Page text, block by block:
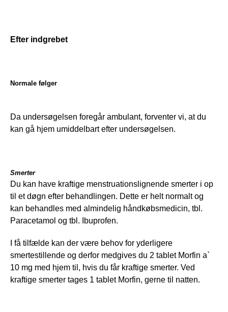
Efter indgrebet
Normale følger
Da undersøgelsen foregår ambulant, forventer vi, at du
kan gå hjem umiddelbart efter undersøgelsen.
Smerter
Du kan have kraftige menstruationslignende smerter i op
til et døgn efter behandlingen. Dette er helt normalt og
kan behandles med almindelig håndkøbsmedicin, tbl.
Paracetamol og tbl. Ibuprofen.
I få tilfælde kan der være behov for yderligere
smertestillende og derfor medgives du 2 tablet Morfin a`
10 mg med hjem til, hvis du får kraftige smerter. Ved
kraftige smerter tages 1 tablet Morfin, gerne til natten.